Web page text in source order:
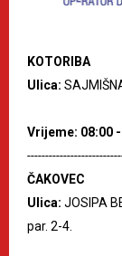
KOTORIBA
Ulica:
Vrijeme: 08:00
ČAKOVEC
Ulica: JOSIPA
par. 2-4.